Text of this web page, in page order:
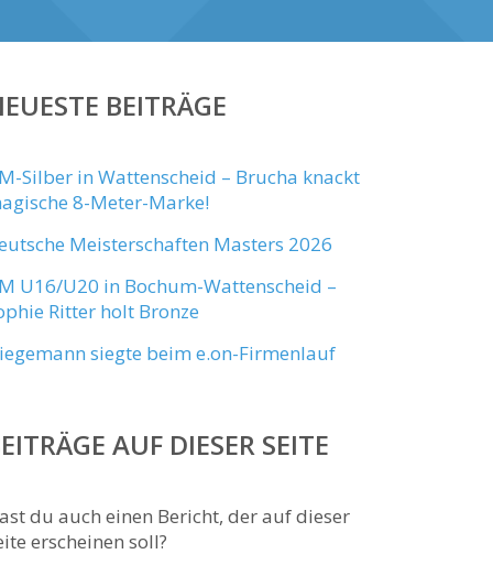
BEITRÄGE
Silber in Wattenscheid – Brucha knackt
8-Meter-Marke!
Meisterschaften Masters 2026
U16/U20 in Bochum-Wattenscheid –
Ritter holt Bronze
siegte beim e.on-Firmenlauf
AUF DIESER SEITE
du auch einen Bericht, der auf dieser
erscheinen soll?